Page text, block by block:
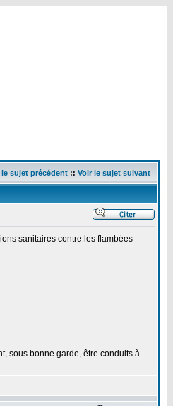
le sujet précédent :: Voir le sujet suivant
sanitaires contre les flambées
sous bonne garde, être conduits à